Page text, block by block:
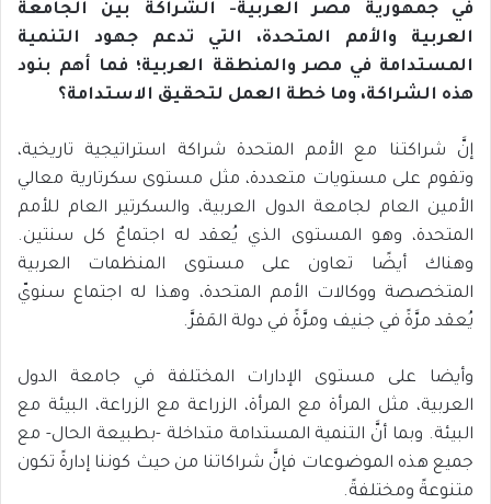
في جمهورية مصر العربية- الشراكة بين الجامعة
العربية والأمم المتحدة، التي تدعم جهود التنمية
المستدامة في مصر والمنطقة العربية؛ فما أهم بنود
هذه الشراكة، وما خطة العمل لتحقيق الاستدامة؟
إنَّ شراكتنا مع الأمم المتحدة شراكة استراتيجية تاريخية،
وتقوم على مستويات متعددة، مثل مستوى سكرتارية معالي
الأمين العام لجامعة الدول العربية، والسكرتير العام للأمم
المتحدة، وهو المستوى الذي يُعقد له اجتماعٌ كل سنتين.
وهناك أيضًا تعاون على مستوى المنظمات العربية
المتخصصة ووكالات الأمم المتحدة، وهذا له اجتماع سنويّ
يُعقد مرَّةً في جنيف ومرَّةً في دولة المَقرَّ.
وأيضا على مستوى الإدارات المختلفة في جامعة الدول
العربية، مثل المرأة مع المرأة، الزراعة مع الزراعة، البيئة مع
البيئة. وبما أنَّ التنمية المستدامة متداخلة -بطبيعة الحال- مع
جميع هذه الموضوعات فإنَّ شراكاتنا من حيث كوننا إدارةً تكون
متنوعةً ومختلفةً.